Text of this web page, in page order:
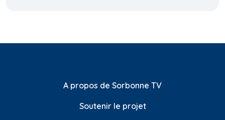
A propos de Sorbonne TV
Soutenir le projet